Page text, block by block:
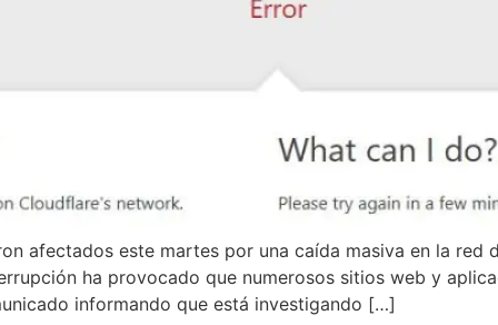
afectados este martes por una caída masiva en la red
ha provocado que numerosos sitios web y
informando que está investigando […]